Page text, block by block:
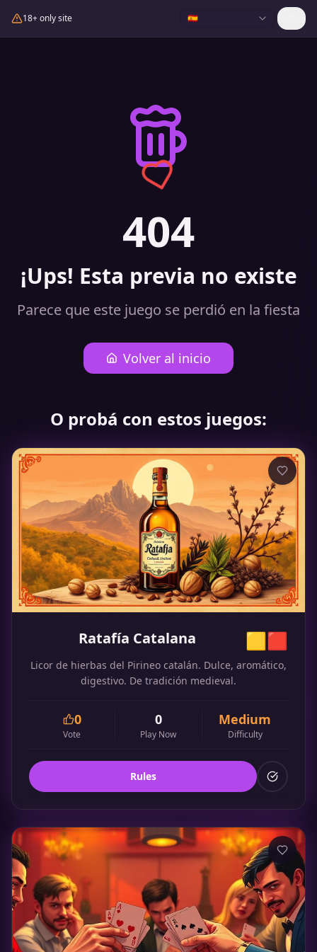
18+ only site 🇪🇸
404
¡Ups! Esta previa no existe
Parece que este juego se perdió en la fiesta
Volver al inicio
O probá con estos juegos:
Ratafía Catalana 🟨🟥
Licor de hierbas del Pirineo catalán. Dulce, aromático,
digestivo. De tradición medieval.
0
Vote
0
Play Now
Medium
Difficulty
Rules